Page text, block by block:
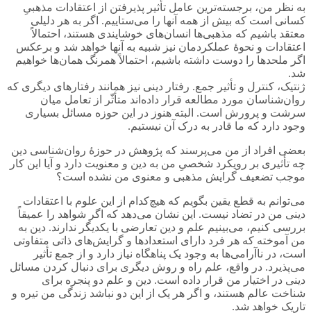
به نظر من، برجسته‌ترین عامل تأثیر پذیرفتن از اعتقادات مذهبیِ
کسانی است که بیش از همه آنها را می‌ستاییم. اگر به هر دلیلی
معتقد باشیم که مذهبی‌ها انسان‌های خوشایندی هستند، احتمالاً
اعتقادات و نحوۀ عملکردمان نیز شبیه به آنها خواهد شد و برعکس
اگر ملحدها را دوست داشته باشیم، احتمالاً همرنگ همان‌ها خواهیم
شد.
ژنتیک، کنترل و تأثیر جمع. رفتار دینی نیز همانند رفتارهای دیگری که
روان‌شناسان مورد مطالعه قرار داده‌اند متأثّر از تعامل میان
سرشت و پرورش است. البته هنوز در این حوزه مسائل بسیاری
وجود دارد که ما قادر به درک آن نیستیم.
بعضی افراد از من می‌پرسند که پژوهش در حوزۀ روان‌شناسی دین
چه تأثیری بر رویکرد شخصیِ من به دین و معنویت دارد و آیا این کار
موجب تضعیف گرایش مذهبی و معنوی من نشده است؟
می‌توانم به قطع یقین بگویم که هیچ‌کدام از این علوم با اعتقادات
دینی من در تضاد نیست. این نشان می‌دهد که اگر شواهد را عمیقاً
بررسی کنیم، می‌بینیم علم و دین تعارضی با یکدیگر ندارند. دین به
من آموخته که هر فرد دارای استعدادها و گرایش‌های ذاتی متفاوتی
است، در ناآرامی‌ها به وجود یک پناهگاه نیاز دارد و از جمع تأثیر
می‌پذیرد. در واقع، علم راه و روش دیگری برای دنبال کردن مسائل
دینی در اختیار من قرار داده است. دین و علم دو پنجره برای
شناخت عالم هستند، و اگر هر یک از این دو نباشد زندگی من تیره و
تاریک خواهد شد.